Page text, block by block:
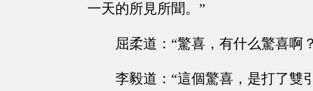
一天的所見所聞。”
屈柔道：“驚喜，有什么驚喜啊
李毅道：“這個驚喜，是打了雙